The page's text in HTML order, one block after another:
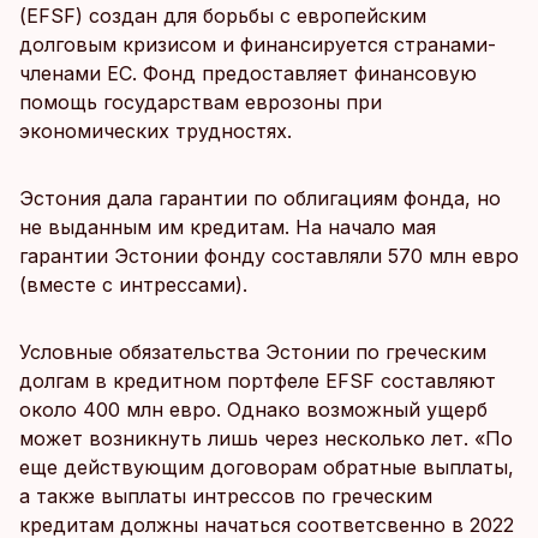
(EFSF) создан для борьбы с европейским
долговым кризисом и финансируется странами-
членами ЕС. Фонд предоставляет финансовую
помощь государствам еврозоны при
экономических трудностях.
Эстония дала гарантии по облигациям фонда, но
не выданным им кредитам. На начало мая
гарантии Эстонии фонду составляли 570 млн евро
(вместе с интрессами).
Условные обязательства Эстонии по греческим
долгам в кредитном портфеле EFSF составляют
около 400 млн евро. Однако возможный ущерб
может возникнуть лишь через несколько лет. «По
еще действующим договорам обратные выплаты,
а также выплаты интрессов по греческим
кредитам должны начаться соответсвенно в 2022